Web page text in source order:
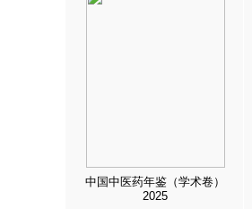
中国中医药年鉴（学术卷）
2025